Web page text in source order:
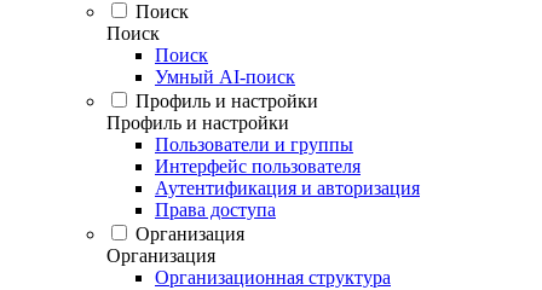
Поиск
Поиск
Поиск
Умный AI-поиск
Профиль и настройки
Профиль и настройки
Пользователи и группы
Интерфейс пользователя
Аутентификация и авторизация
Права доступа
Организация
Организация
Организационная структура